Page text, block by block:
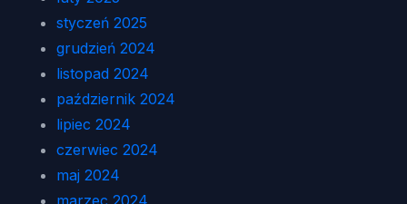
styczeń 2025
grudzień 2024
listopad 2024
październik 2024
lipiec 2024
czerwiec 2024
maj 2024
marzec 2024